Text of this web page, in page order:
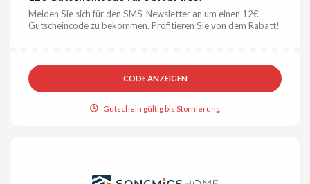
Melden Sie sich für den SMS-Newsletter an um einen 12€
Gutscheincode zu bekommen. Profitieren Sie von dem Rabatt!
CODE ANZEIGEN
Gutschein gültig bis Stornierung